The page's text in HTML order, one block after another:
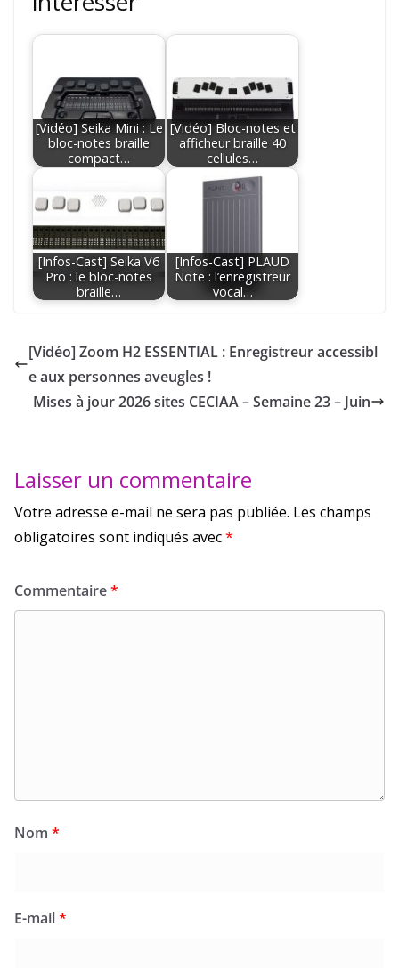
[Vidéo] Seika Mini : Le
bloc-notes braille
compact…
[Vidéo] Bloc-notes et
afficheur braille 40
cellules…
[Infos-Cast] Seika V6
Pro : le bloc-notes
braille…
[Infos-Cast] PLAUD
Note : l’enregistreur
vocal…
[Vidéo] Zoom H2 ESSENTIAL : Enregistreur accessibl
e aux personnes aveugles !
Mises à jour 2026 sites CECIAA – Semaine 23 – Juin
Laisser un commentaire
Votre adresse e-mail ne sera pas publiée. Les champs
obligatoires sont indiqués avec*
Commentaire*
Nom *
E-mail*